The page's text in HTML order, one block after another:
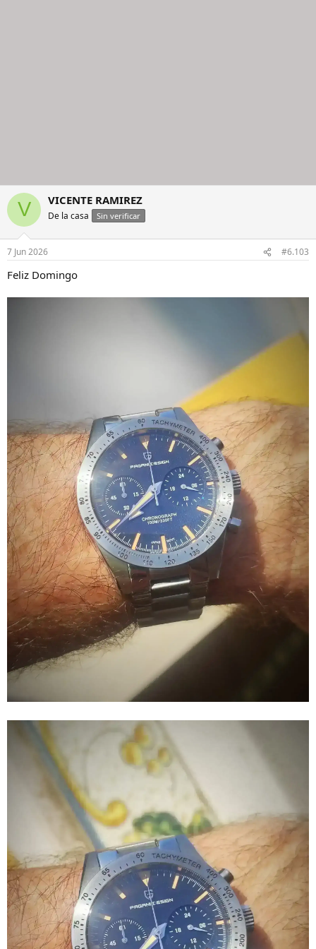
V VICENTE RAMIREZ
De la casa Sin verificar
7 Jun 2026 #6.103
Feliz Domingo